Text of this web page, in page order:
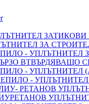
ЗА
- УПЛЪТНИТЕЛ
-
-
РЕТАНОВ